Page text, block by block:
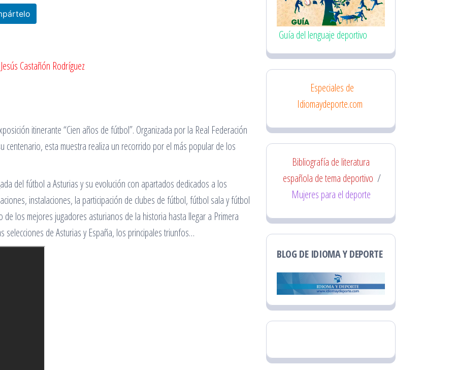
Jesús Castañón Rodríguez
itinerante “Cien años de fútbol”. Organizada por la Real Federación
centenario, esta muestra realiza un recorrido por el más popular de los
del fútbol a Asturias y su evolución con apartados dedicados a los
instalaciones, la participación de clubes de fútbol, fútbol sala y fútbol
los mejores jugadores asturianos de la historia hasta llegar a Primera
selecciones de Asturias y España, los principales triunfos…
Guía del lenguaje deportivo
Especiales de
Idiomaydeporte.com
Bibliografía de literatura
española de tema deportivo /
Mujeres para el deporte
BLOG DE IDIOMA Y DEPORTE